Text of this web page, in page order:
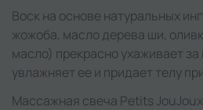
Воск на основе натуральных
жожоба, масло дерева ши,
масло) прекрасно ухаживает
увлажняет ее и придает телу
Массажная свеча Petits